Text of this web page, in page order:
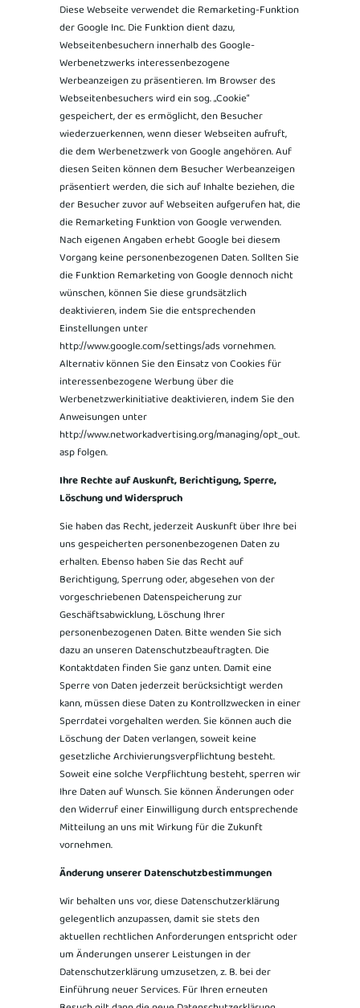
Diese Webseite verwendet die Remarketing-Funktion
der Google Inc. Die Funktion dient dazu,
Webseitenbesuchern innerhalb des Google-
Werbenetzwerks interessenbezogene
Werbeanzeigen zu präsentieren. Im Browser des
Webseitenbesuchers wird ein sog. „Cookie“
gespeichert, der es ermöglicht, den Besucher
wiederzuerkennen, wenn dieser Webseiten aufruft,
die dem Werbenetzwerk von Google angehören. Auf
diesen Seiten können dem Besucher Werbeanzeigen
präsentiert werden, die sich auf Inhalte beziehen, die
der Besucher zuvor auf Webseiten aufgerufen hat, die
die Remarketing Funktion von Google verwenden.
Nach eigenen Angaben erhebt Google bei diesem
Vorgang keine personenbezogenen Daten. Sollten Sie
die Funktion Remarketing von Google dennoch nicht
wünschen, können Sie diese grundsätzlich
deaktivieren, indem Sie die entsprechenden
Einstellungen unter
http://www.google.com/settings/ads vornehmen.
Alternativ können Sie den Einsatz von Cookies für
interessenbezogene Werbung über die
Werbenetzwerkinitiative deaktivieren, indem Sie den
Anweisungen unter
http://www.networkadvertising.org/managing/opt_out.
asp folgen.
Ihre Rechte auf Auskunft, Berichtigung, Sperre,
Löschung und Widerspruch
Sie haben das Recht, jederzeit Auskunft über Ihre bei
uns gespeicherten personenbezogenen Daten zu
erhalten. Ebenso haben Sie das Recht auf
Berichtigung, Sperrung oder, abgesehen von der
vorgeschriebenen Datenspeicherung zur
Geschäftsabwicklung, Löschung Ihrer
personenbezogenen Daten. Bitte wenden Sie sich
dazu an unseren Datenschutzbeauftragten. Die
Kontaktdaten finden Sie ganz unten. Damit eine
Sperre von Daten jederzeit berücksichtigt werden
kann, müssen diese Daten zu Kontrollzwecken in einer
Sperrdatei vorgehalten werden. Sie können auch die
Löschung der Daten verlangen, soweit keine
gesetzliche Archivierungsverpflichtung besteht.
Soweit eine solche Verpflichtung besteht, sperren wir
Ihre Daten auf Wunsch. Sie können Änderungen oder
den Widerruf einer Einwilligung durch entsprechende
Mitteilung an uns mit Wirkung für die Zukunft
vornehmen.
Änderung unserer Datenschutzbestimmungen
Wir behalten uns vor, diese Datenschutzerklärung
gelegentlich anzupassen, damit sie stets den
aktuellen rechtlichen Anforderungen entspricht oder
um Änderungen unserer Leistungen in der
Datenschutzerklärung umzusetzen, z. B. bei der
Einführung neuer Services. Für Ihren erneuten